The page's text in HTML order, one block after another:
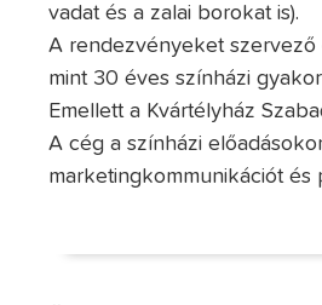
vadat és a zalai borokat is).
A rendezvényeket szervező
mint 30 éves színházi
Emellett a Kvártélyház
A cég a színházi
marketingkommunikációt és